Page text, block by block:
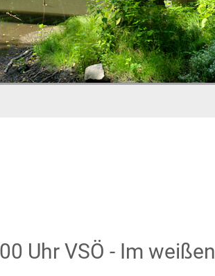
UhrVSÖ - Im weißen